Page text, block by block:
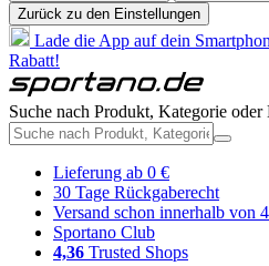
Zurück zu den Einstellungen
Lade die App auf dein
Rabatt!
Suche nach Produkt, Kategorie oder
Lieferung ab 0 €
30 Tage Rückgaberecht
Versand schon innerhalb von
Sportano Club
4,36 Trusted Shops